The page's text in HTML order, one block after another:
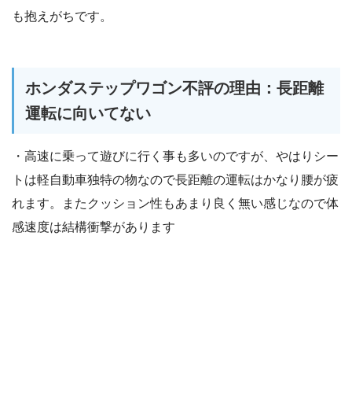
も抱えがちです。
ホンダステップワゴン不評の理由：長距離
運転に向いてない
・高速に乗って遊びに行く事も多いのですが、やはりシー
トは軽自動車独特の物なので長距離の運転はかなり腰が疲
れます。またクッション性もあまり良く無い感じなので体
感速度は結構衝撃があります